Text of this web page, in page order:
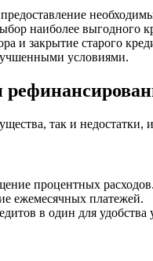
наиболее выгодного
и закрытие старого
условиями.
так и
процентных расходов.
ежемесячных платежей.
в один для удобства